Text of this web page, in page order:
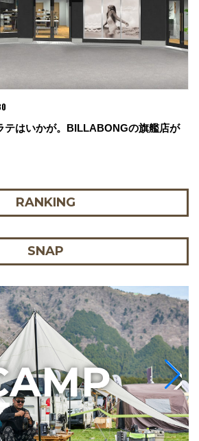
テはいかが。BILLABONGの旗艦店が
RANKING
SNAP
AMP